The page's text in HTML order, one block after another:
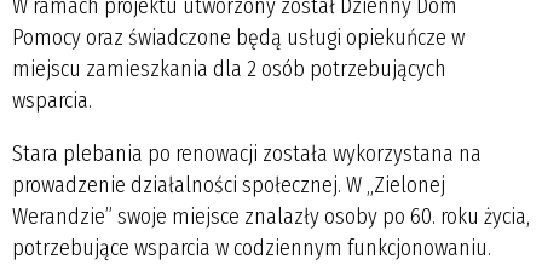
W ramach projektu utworzony został Dzienny Dom
Pomocy oraz świadczone będą usługi opiekuńcze w
miejscu zamieszkania dla 2 osób potrzebujących
wsparcia.
Stara plebania po renowacji została wykorzystana na
prowadzenie działalności społecznej. W „Zielonej
Werandzie” swoje miejsce znalazły osoby po 60. roku życia,
potrzebujące wsparcia w codziennym funkcjonowaniu.